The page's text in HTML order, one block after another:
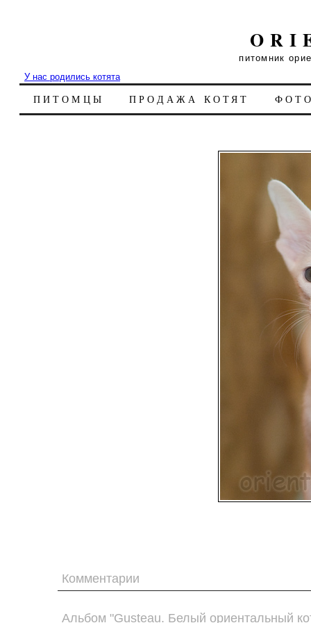
питомник
У нас родились котята
ПИТОМЦЫ ПРОДАЖА КОТЯТ
Комментарии
Альбом "Gusteau. Белый ориентальный